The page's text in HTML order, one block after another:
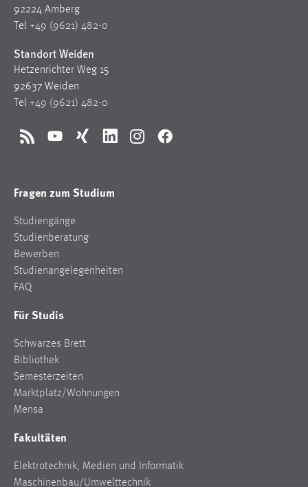
92224 Amberg
Tel +49 (9621) 482-0
Standort Weiden
Hetzenrichter Weg 15
92637 Weiden
Tel +49 (9621) 482-0
RSS YouTubeXing LinkedInInstagramFacebook
Fragen zum Studium
Studiengänge
Studienberatung
Bewerben
Studienangelegenheiten
FAQ
Für Studis
Schwarzes Brett
Bibliothek
Semesterzeiten
Marktplatz/Wohnungen
Mensa
Fakultäten
Elektrotechnik, Medien und Informatik
Maschinenbau/Umwelttechnik